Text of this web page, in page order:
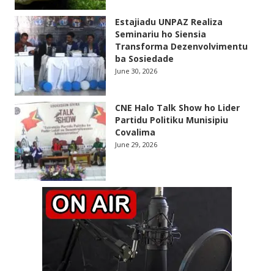
Estajiadu UNPAZ Realiza
Seminariu ho Siensia
Transforma Dezenvolvimentu
ba Sosiedade
June 30, 2026
CNE Halo Talk Show ho Lider
Partidu Politiku Munisipiu
Covalima
June 29, 2026